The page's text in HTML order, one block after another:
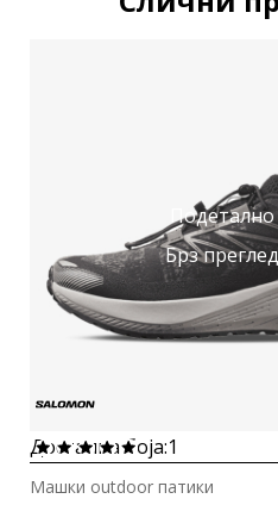
Подетално
Брз преглед
Достапна боја:1
Машки outdoor патики